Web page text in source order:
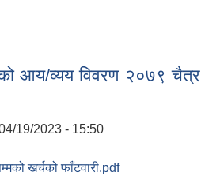
आय/व्यय विवरण २०७९ चैत्र
19/2023 - 15:50
खर्चको फाँटवारी.pdf